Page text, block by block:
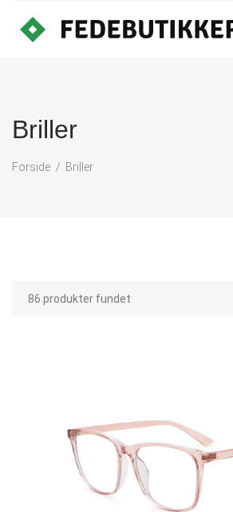
Briller
Forside Briller
86 produkter fundet